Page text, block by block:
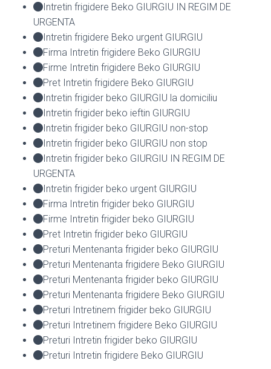
Intretin frigidere Beko GIURGIU IN REGIM DE
URGENTA
Intretin frigidere Beko urgent GIURGIU
Firma Intretin frigidere Beko GIURGIU
Firme Intretin frigidere Beko GIURGIU
Pret Intretin frigidere Beko GIURGIU
Intretin frigider beko GIURGIU la domiciliu
Intretin frigider beko ieftin GIURGIU
Intretin frigider beko GIURGIU non-stop
Intretin frigider beko GIURGIU non stop
Intretin frigider beko GIURGIU IN REGIM DE
URGENTA
Intretin frigider beko urgent GIURGIU
Firma Intretin frigider beko GIURGIU
Firme Intretin frigider beko GIURGIU
Pret Intretin frigider beko GIURGIU
Preturi Mentenanta frigider beko GIURGIU
Preturi Mentenanta frigidere Beko GIURGIU
Preturi Mentenanta frigider beko GIURGIU
Preturi Mentenanta frigidere Beko GIURGIU
Preturi Intretinem frigider beko GIURGIU
Preturi Intretinem frigidere Beko GIURGIU
Preturi Intretin frigider beko GIURGIU
Preturi Intretin frigidere Beko GIURGIU